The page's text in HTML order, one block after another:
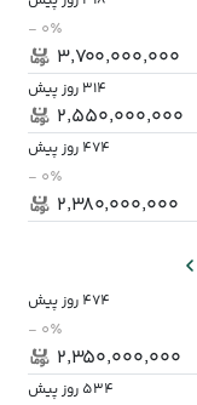
- ۰٪
۳٬۷۰۰٬۰۰۰٬۰۰۰
314 روز پیش
۲٬۵۵۰٬۰۰۰٬۰۰۰
474 روز پیش
- ۰٪
۲٬۳۸۰٬۰۰۰٬۰۰۰
474 روز پیش
- ۰٪
۲٬۳۵۰٬۰۰۰٬۰۰۰
534 روز پیش